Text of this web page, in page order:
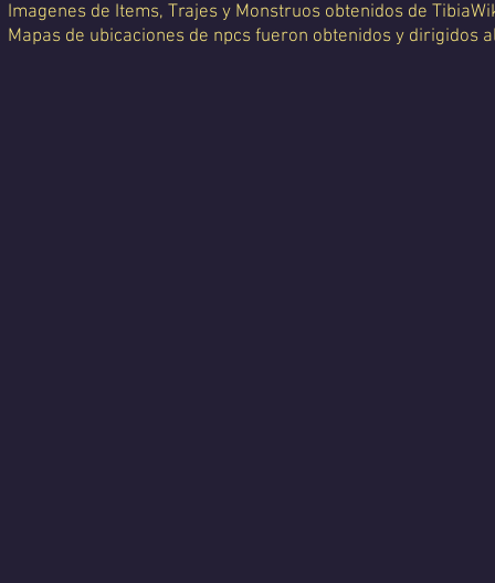
Imagenes de Items, Trajes y Monstruos obtenidos de
Mapas de ubicaciones de npcs fueron obtenidos y dirigidos